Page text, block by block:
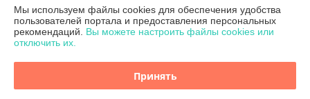
Полная версия сайта
Сайт создан на платформе Deal.by
Мы используем файлы cookies для обеспечения удобства
пользователей портала и предоставления персональных
рекомендаций. Вы можете настроить файлы cookies или
отключить их.
Принять